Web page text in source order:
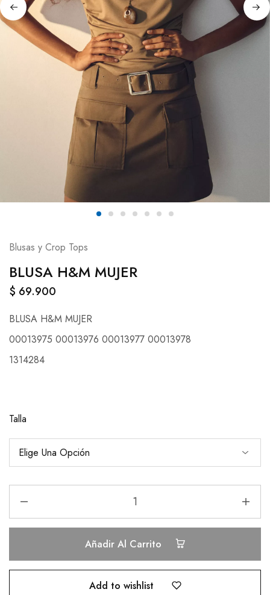
Blusas y Crop Tops
BLUSA H&M MUJER
$ 69.900
BLUSA H&M MUJER
00013975 00013976 00013977 00013978
1314284
Talla
Añadir Al Carrito
Add to wishlist